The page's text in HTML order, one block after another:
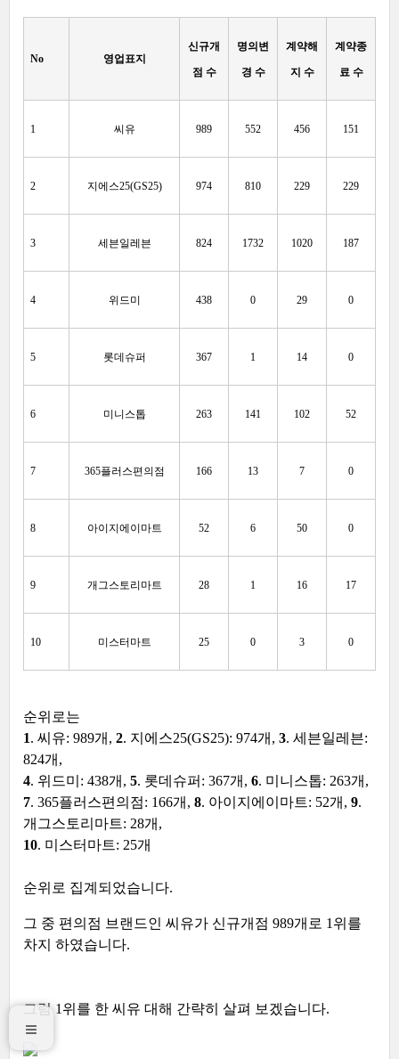
No 영업표지
신규개
점 수
명의변
경 수
계약해
지 수
계약종
료 수
1 씨유 989 552 456 151
2 지에스25(GS25) 974 810 229 229
3 세븐일레븐 824 1732 1020 187
4 위드미 438 0 29 0
5 롯데슈퍼 367 1 14 0
6 미니스톱 263 141 102 52
7 365플러스편의점 166 13 7 0
8 아이지에이마트 52 6 50 0
9 개그스토리마트 28 1 16 17
10 미스터마트 25 0 3 0
순위로는
1. 씨유: 989개, 2. 지에스25(GS25): 974개, 3. 세븐일레븐:
824개,
4. 위드미: 438개, 5. 롯데슈퍼: 367개, 6. 미니스톱: 263개,
7. 365플러스편의점: 166개, 8. 아이지에이마트: 52개, 9.
개그스토리마트: 28개,
10. 미스터마트: 25개
순위로 집계되었습니다.
그 중 편의점 브랜드인 씨유가 신규개점 989개로 1위를
차지 하였습니다.
그럼 1위를 한 씨유 대해 간략히 살펴 보겠습니다.